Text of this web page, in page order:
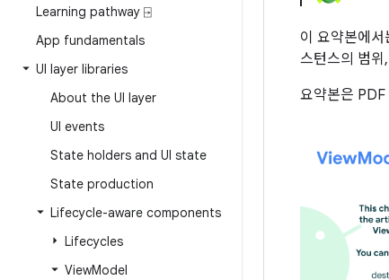
Learning pathway ⍈
App fundamentals
UI layer libraries
About the UI layer
UI events
State holders and UI state
State production
Lifecycle-aware components
Lifecycles
ViewModel
이 요약본에
스턴스의 범위
요약본은 PDF